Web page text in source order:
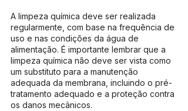
A limpeza química deve ser realizada
regularmente, com base na frequência de
uso e nas condições da água de
alimentação. É importante lembrar que a
limpeza química não deve ser vista como
um substituto para a manutenção
adequada da membrana, incluindo o pré-
tratamento adequado e a proteção contra
os danos mecânicos.